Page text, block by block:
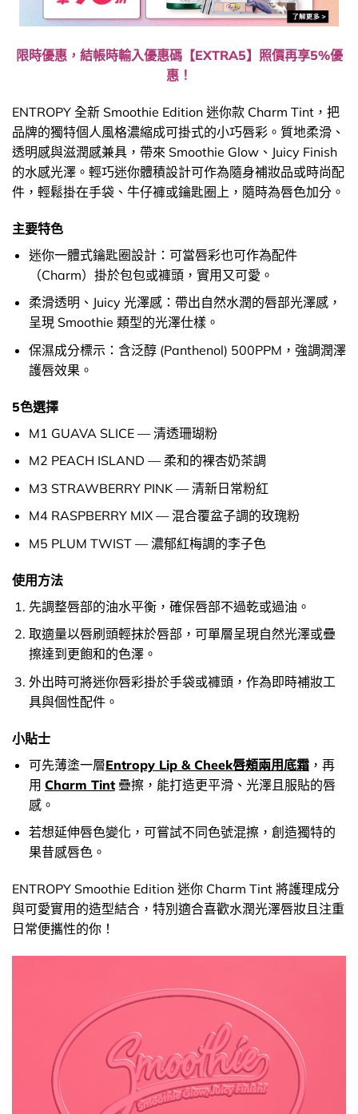
限時優惠，結帳時輸入優惠碼【EXTRA5】照價再享5%優
惠！
ENTROPY 全新 Smoothie Edition 迷你款 Charm Tint，把
品牌的獨特個人風格濃縮成可掛式的小巧唇彩。質地柔滑、
透明感與滋潤感兼具，帶來 Smoothie Glow、Juicy Finish
的水感光澤。輕巧迷你體積設計可作為隨身補妝品或時尚配
件，輕鬆掛在手袋、牛仔褲或鑰匙圈上，隨時為唇色加分。
主要特色
迷你一體式鑰匙圈設計：可當唇彩也可作為配件
（Charm）掛於包包或褲頭，實用又可愛。
柔滑透明、Juicy 光澤感：帶出自然水潤的唇部光澤感，
呈現 Smoothie 類型的光澤仕樣。
保濕成分標示：含泛醇 (Panthenol) 500PPM，強調潤澤
護唇效果。
5色選擇
M1 GUAVA SLICE — 清透珊瑚粉
M2 PEACH ISLAND — 柔和的裸杏奶茶調
M3 STRAWBERRY PINK — 清新日常粉紅
M4 RASPBERRY MIX — 混合覆盆子調的玫瑰粉
M5 PLUM TWIST — 濃郁紅梅調的李子色
使用方法
先調整唇部的油水平衡，確保唇部不過乾或過油。
取適量以唇刷頭輕抹於唇部，可單層呈現自然光澤或疊
擦達到更飽和的色澤。
外出時可將迷你唇彩掛於手袋或褲頭，作為即時補妝工
具與個性配件。
小貼士
可先薄塗一層Entropy Lip & Cheek唇頰兩用底霜，再
用 Charm Tint疊擦，能打造更平滑、光澤且服貼的唇
感。
若想延伸唇色變化，可嘗試不同色號混擦，創造獨特的
果昔感唇色。
ENTROPY Smoothie Edition 迷你 Charm Tint 將護理成分
與可愛實用的造型結合，特別適合喜歡水潤光澤唇妝且注重
日常便攜性的你！